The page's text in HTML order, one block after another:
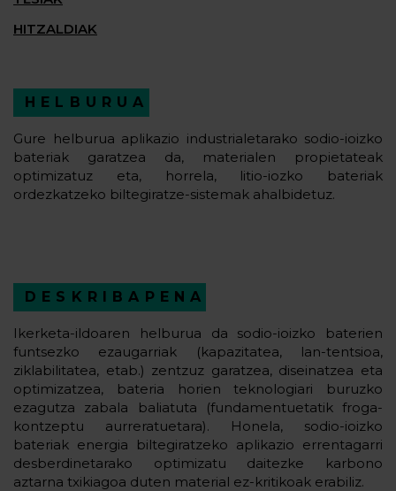
HITZALDIAK
HELBURUA
Gure helburua aplikazio industrialetarako sodio-ioizko
bateriak garatzea da, materialen propietateak
optimizatuz eta, horrela, litio-iozko bateriak
ordezkatzeko biltegiratze-sistemak ahalbidetuz.
DESKRIBAPENA
Ikerketa-ildoaren helburua da sodio-ioizko baterien
funtsezko ezaugarriak (kapazitatea, lan-tentsioa,
ziklabilitatea, etab.) zentzuz garatzea, diseinatzea eta
optimizatzea, bateria horien teknologiari buruzko
ezagutza zabala baliatuta (fundamentuetatik froga-
kontzeptu aurreratuetara). Honela, sodio-ioizko
bateriak energia biltegiratzeko aplikazio errentagarri
desberdinetarako optimizatu daitezke karbono
aztarna txikiagoa duten material ez-kritikoak erabiliz.